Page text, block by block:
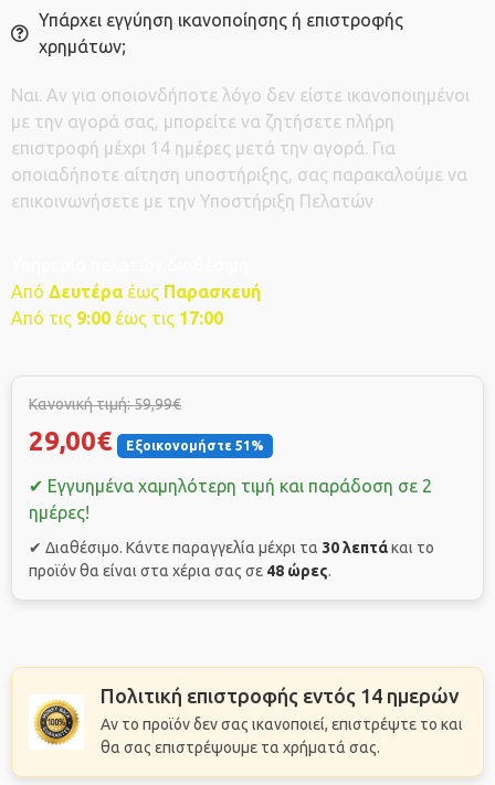
Υπάρχει εγγύηση ικανοποίησης ή επιστροφής
χρημάτων;
Ναι. Αν για οποιονδήποτε λόγο δεν είστε ικανοποιημένοι
με την αγορά σας, μπορείτε να ζητήσετε πλήρη
επιστροφή μέχρι 14 ημέρες μετά την αγορά. Για
οποιαδήποτε αίτηση υποστήριξης, σας παρακαλούμε να
επικοινωνήσετε με την Υποστήριξη Πελατών
Από Δευτέραέως Παρασκευή
Από τις 9:00 έως τις 17:00
Κανονική τιμή: 59,99€
29,00€ Εξοικονομήστε 51%
✔ Εγγυημένα χαμηλότερη τιμή και παράδοση σε 2
ημέρες!
✔ Διαθέσιμο. Κάντε παραγγελία μέχρι τα 30 λεπτάκαι το
προϊόν θα είναι στα χέρια σας σε 48 ώρες.
Πολιτική επιστροφής εντός 14 ημερών
Αν το προϊόν δεν σας ικανοποιεί, επιστρέψτε το και
θα σας επιστρέψουμε τα χρήματά σας.